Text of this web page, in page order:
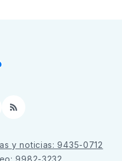
RSS
y noticias: 9435-0712
9982-3232